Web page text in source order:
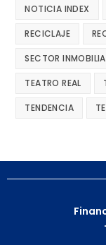
NOTICIA INDEX
RECICLAJE
SECTOR
TEATRO REAL
TENDENCIA